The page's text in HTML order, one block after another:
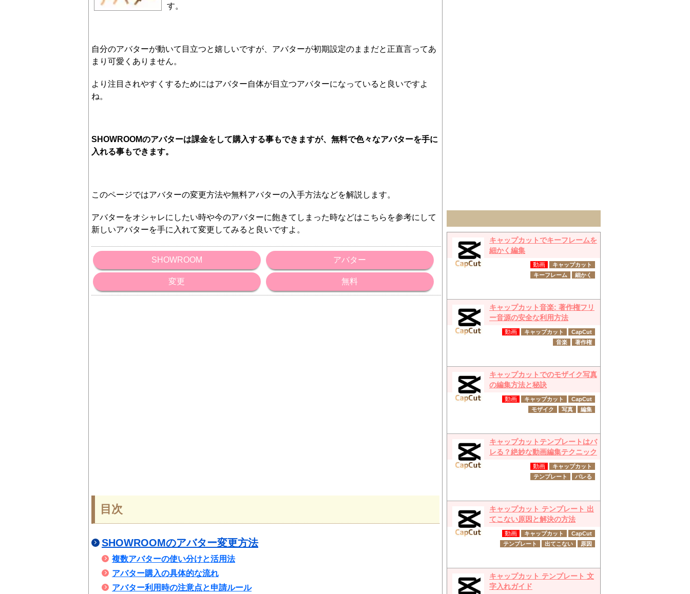
す。
自分のアバターが動いて目立つと嬉しいですが、アバターが初期設定のままだと正直言ってあ
まり可愛くありません。
より注目されやすくするためにはアバター自体が目立つアバターになっていると良いですよ
ね。
SHOWROOMのアバターは課金をして購入する事もできますが、無料で色々なアバターを手に
入れる事もできます。
このページではアバターの変更方法や無料アバターの入手方法などを解説します。
アバターをオシャレにしたい時や今のアバターに飽きてしまった時などはこちらを参考にして
新しいアバターを手に入れて変更してみると良いですよ。
SHOWROOM アバター
変更 無料
目次
SHOWROOMのアバター変更方法
複数アバターの使い分けと活用法
アバター購入の具体的な流れ
アバター利用時の注意点と申請ルール
キャップカットでキーフレームを
細かく編集
動画
キャップカット
キーフレーム
細かく
キャップカット音楽: 著作権フリ
ー音源の安全な利用方法
動画 キャップカット
CapCut
音楽
著作権
キャップカットでのモザイク写真
の編集方法と秘訣
動画 キャップカット
CapCut
モザイク
写真 編集
キャップカットテンプレートはバ
レる？絶妙な動画編集テクニック
動画
キャップカット
テンプレート
バレる
キャップカット テンプレート 出
てこない原因と解決の方法
動画 キャップカット
CapCut
テンプレート
出てこない 原因
キャップカット テンプレート 文
字入れガイド